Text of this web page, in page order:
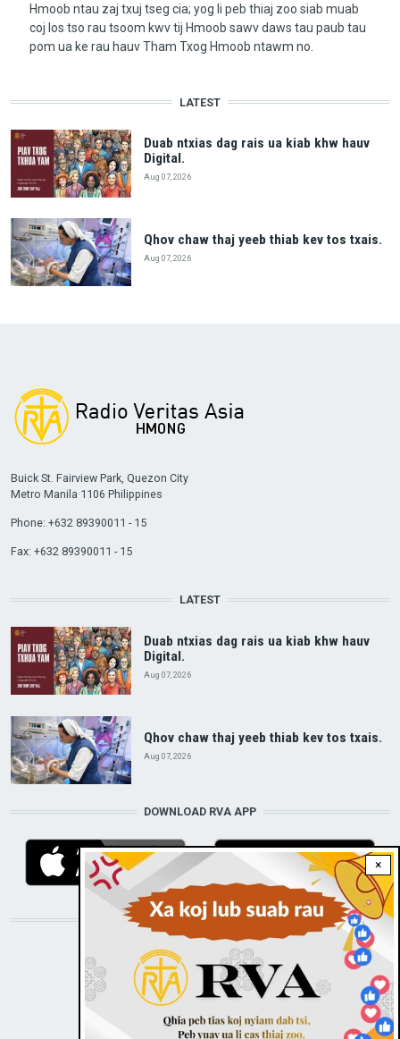
Hmoob ntau zaj txuj tseg cia; yog li peb thiaj zoo siab muab
coj los tso rau tsoom kwv tij Hmoob sawv daws tau paub tau
pom ua ke rau hauv Tham Txog Hmoob ntawm no.
LATEST
Duab ntxias dag rais ua kiab khw hauv
Digital.
Aug 07, 2026
Qhov chaw thaj yeeb thiab kev tos txais.
Aug 07, 2026
×
Buick St. Fairview Park, Quezon City
Metro Manila 1106 Philippines
Phone: +632 89390011 - 15
Fax: +632 89390011 - 15
LATEST
Duab ntxias dag rais ua kiab khw hauv
Digital.
Aug 07, 2026
Qhov chaw thaj yeeb thiab kev tos txais.
Aug 07, 2026
DOWNLOAD RVA APP
STAY CONNECTED WITH US!